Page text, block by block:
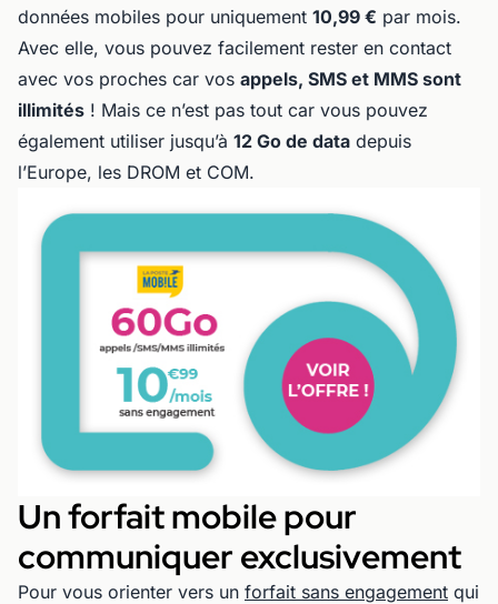
données mobiles pour uniquement 10,99 € par mois.
Avec elle, vous pouvez facilement rester en contact
avec vos proches car vos appels, SMS et MMS sont
illimités ! Mais ce n’est pas tout car vous pouvez
également utiliser jusqu’à 12 Go de data depuis
l’Europe, les DROM et COM.
Un forfait mobile pour
communiquer exclusivement
Pour vous orienter vers un forfait sans engagement qui